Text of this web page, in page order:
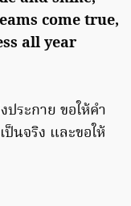
come true,
all year
ระกาย ขอให้คำ
นจริง และขอให้